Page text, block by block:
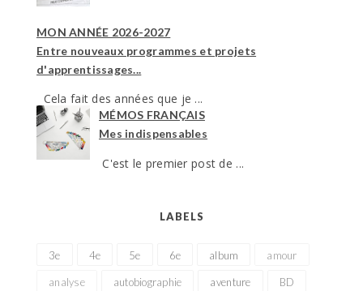
MON ANNÉE 2026-2027
Entre nouveaux programmes et projets
d'apprentissages...
Cela fait des années que je ...
MÉMOS FRANÇAIS
Mes indispensables
C'est le premier post de ...
LABELS
3e 4e 5e 6e album amour
analyse autobiographie aventure BD